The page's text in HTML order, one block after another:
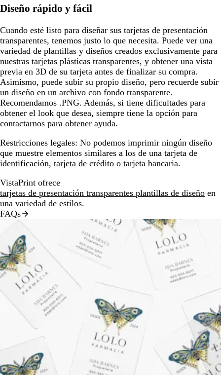
Diseño rápido y fácil
Cuando esté listo para diseñar sus tarjetas de presentación
transparentes, tenemos justo lo que necesita. Puede ver una
variedad de plantillas y diseños creados exclusivamente para
nuestras tarjetas plásticas transparentes, y obtener una vista
previa en 3D de su tarjeta antes de finalizar su compra.
Asimismo, puede subir su propio diseño, pero recuerde subir
un diseño en un archivo con fondo transparente.
Recomendamos .PNG. Además, si tiene dificultades para
obtener el look que desea, siempre tiene la opción para
contactarnos para obtener ayuda.
Restricciones legales: No podemos imprimir ningún diseño
que muestre elementos similares a los de una tarjeta de
identificación, tarjeta de crédito o tarjeta bancaria.
VistaPrint ofrece
tarjetas de presentación transparentes plantillas de diseño en
una variedad de estilos.
FAQs